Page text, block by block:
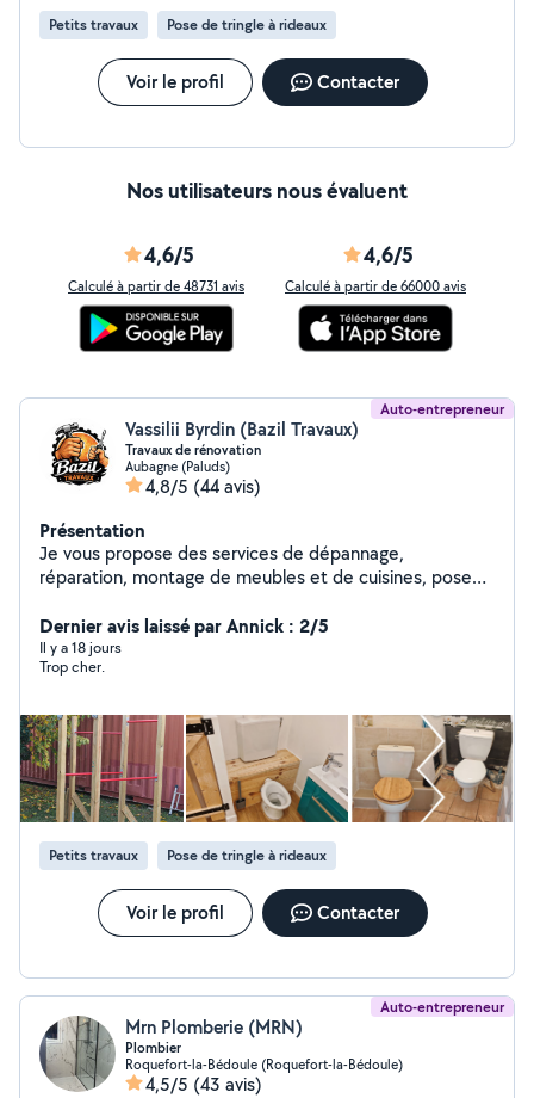
Petits travaux Pose de tringle à rideaux
Voir le profil Contacter
Nos utilisateurs nous évaluent
4,6/5
Calculé à partir de 48731 avis
4,6/5
Calculé à partir de 66000 avis
Auto-entrepreneur
Vassilii Byrdin (Bazil Travaux)
Travaux de rénovation
Aubagne (Paluds)
4,8/5 (44 avis)
Présentation
Je vous propose des services de dépannage,
réparation, montage de meubles et de cuisines, pose
pour tous types de petits ou grands travaux du
quotidien. Un seul interlocuteur pour vous simplifier la
vie, avec des prestations soignées, efficaces et
Dernier avis laissé par Annick : 2/5
Il y a 18 jours
Trop cher.
Petits travaux Pose de tringle à rideaux
Voir le profil Contacter
Auto-entrepreneur
Mrn Plomberie (MRN)
Plombier
Roquefort-la-Bédoule (Roquefort-la-Bédoule)
4,5/5 (43 avis)